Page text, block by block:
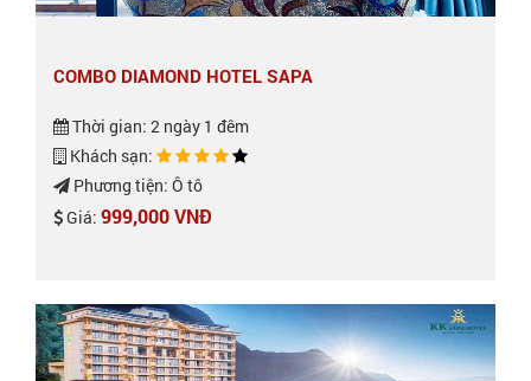
COMBO DIAMOND HOTEL SAPA
Thời gian: 2 ngày 1 đêm
Khách sạn:
Phương tiện: Ô tô
Giá: 999,000 VNĐ